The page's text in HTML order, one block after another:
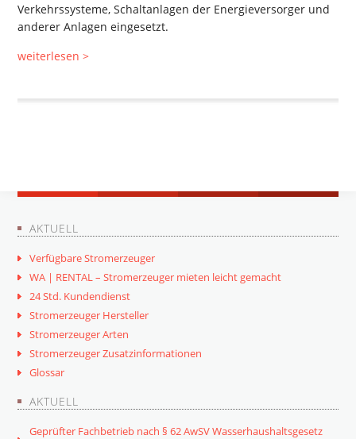
Verkehrssysteme, Schaltanlagen der Energieversorger und
anderer Anlagen eingesetzt.
weiterlesen >
AKTUELL
Verfügbare Stromerzeuger
WA | RENTAL – Stromerzeuger mieten leicht gemacht
24 Std. Kundendienst
Stromerzeuger Hersteller
Stromerzeuger Arten
Stromerzeuger Zusatzinformationen
Glossar
AKTUELL
Geprüfter Fachbetrieb nach § 62 AwSV Wasserhaushaltsgesetz